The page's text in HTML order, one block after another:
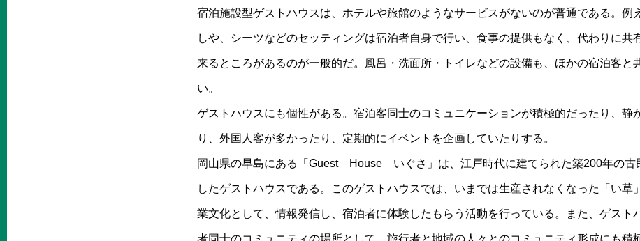
宿泊施設型ゲストハウスは、ホテルや旅館のようなサービスがないのが普通である。例
しや、シーツなどのセッティングは宿泊者自身で行い、食事の提供もなく、代わりに共
来るところがあるのが一般的だ。風呂・洗面所・トイレなどの設備も、ほかの宿泊客と
い。
ゲストハウスにも個性がある。宿泊客同士のコミュニケーションが積極的だったり、静
り、外国人客が多かったり、定期的にイベントを企画していたりする。
岡山県の早島にある「Guest House いぐさ」は、江戸時代に建てられた築200年の古
したゲストハウスである。このゲストハウスでは、いまでは生産されなくなった「い草
業文化として、情報発信し、宿泊者に体験したもらう活動を行っている。また、ゲスト
者同士のコミュニティの場所として、旅行者と地域の人々とのコミュニティ形成にも積